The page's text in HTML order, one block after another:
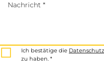
Nachricht *
Ich bestätige die
zu haben. *